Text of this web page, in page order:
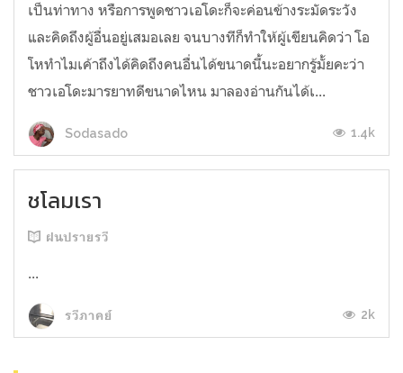
เป็นท่าทาง หรือการพูดชาวเอโดะก็จะค่อนข้างระมัดระวัง
และคิดถึงผู้อื่นอยู่เสมอเลย จนบางทีก็ทำให้ผู้เขียนคิดว่า โอ
โหทำไมเค้าถึงได้คิดถึงคนอื่นได้ขนาดนี้นะอยากรู้มั้ยคะว่า
ชาวเอโดะมารยาทดีขนาดไหน มาลองอ่านกันได้เ...
Sodasado 1.4k
ชโลมเรา
ฝนปรายรวี
...
รวีภาคย์ 2k